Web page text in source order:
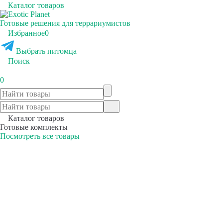
Каталог товаров
Готовые решения для террариумистов
Избранное0
Выбрать питомца
Поиск
0
Каталог товаров
Готовые комплекты
Посмотреть все товары